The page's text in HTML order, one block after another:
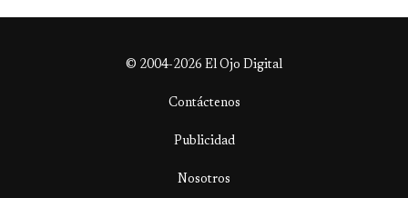
© 2004-2026 El Ojo Digital
Contáctenos
Publicidad
Nosotros